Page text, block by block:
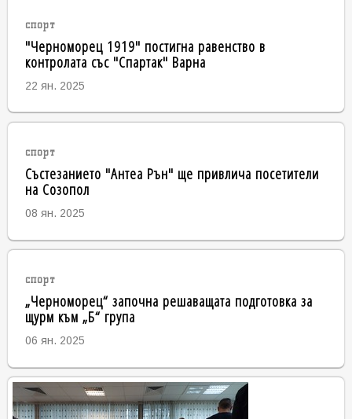
спорт
"Черноморец 1919" постигна равенство в
контролата със "Спартак" Варна
22 ян. 2025
спорт
Състезанието "Антеа Рън" ще привлича посетители
на Созопол
08 ян. 2025
спорт
„Черноморец“ започна решаващата подготовка за
щурм към „Б“ група
06 ян. 2025